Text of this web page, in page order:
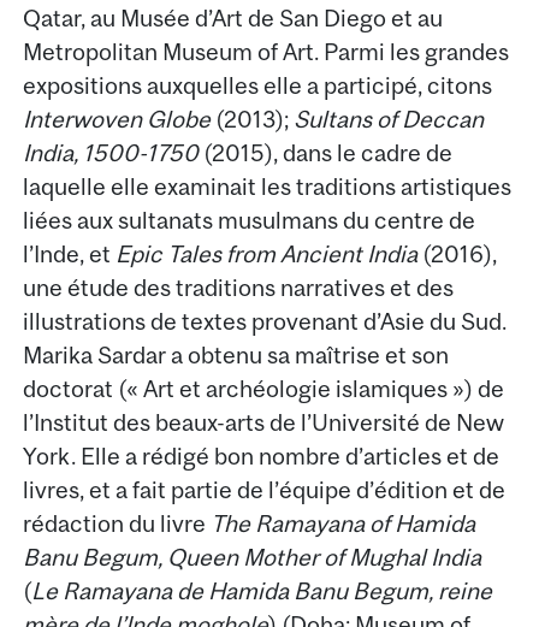
Qatar, au Musée d’Art de San Diego et au
Metropolitan Museum of Art. Parmi les grandes
expositions auxquelles elle a participé, citons
Interwoven Globe(2013); Sultans of Deccan
India, 1500-1750(2015), dans le cadre de
laquelle elle examinait les traditions artistiques
liées aux sultanats musulmans du centre de
l’Inde, et Epic Tales from Ancient India(2016),
une étude des traditions narratives et des
illustrations de textes provenant d’Asie du Sud.
Marika Sardar a obtenu sa maîtrise et son
doctorat (« Art et archéologie islamiques ») de
l’Institut des beaux-arts de l’Université de New
York. Elle a rédigé bon nombre d’articles et de
livres, et a fait partie de l’équipe d’édition et de
rédaction du livre The Ramayana of Hamida
Banu Begum, Queen Mother of Mughal India
(Le Ramayana de Hamida Banu Begum, reine